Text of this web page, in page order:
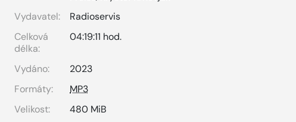
Vydavatel:
Radioservis
Celková
délka:
04:19:11 hod.
Vydáno:
2023
Formáty:
MP3
Velikost:
480 MiB